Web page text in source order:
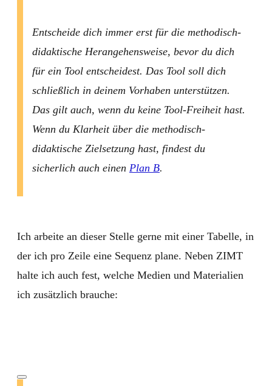
Entscheide dich immer erst für die methodisch-
didaktische Herangehensweise, bevor du dich
für ein Tool entscheidest. Das Tool soll dich
schließlich in deinem Vorhaben unterstützen.
Das gilt auch, wenn du keine Tool-Freiheit hast.
Wenn du Klarheit über die methodisch-
didaktische Zielsetzung hast, findest du
sicherlich auch einen Plan B.
Ich arbeite an dieser Stelle gerne mit einer Tabelle, in
der ich pro Zeile eine Sequenz plane. Neben ZIMT
halte ich auch fest, welche Medien und Materialien
ich zusätzlich brauche: